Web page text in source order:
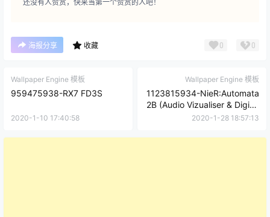
还没有人赞赏，快来当第一个赞赏的人吧！
海报分享 收藏 0 0
Wallpaper Engine 模板
959475938-RX7 FD3S
2020-1-10 17:40:58
Wallpaper Engine 模板
1123815934-NieR:Automata
2B (Audio Vizualiser & Digital
Clock)
2020-1-28 18:57:13